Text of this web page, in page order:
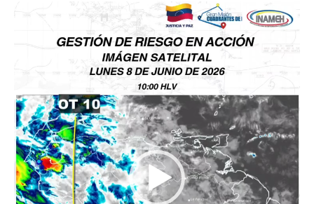
d
u
c
t
o
r